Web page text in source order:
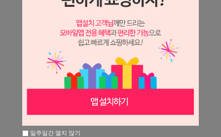
일주일간 열지 않기